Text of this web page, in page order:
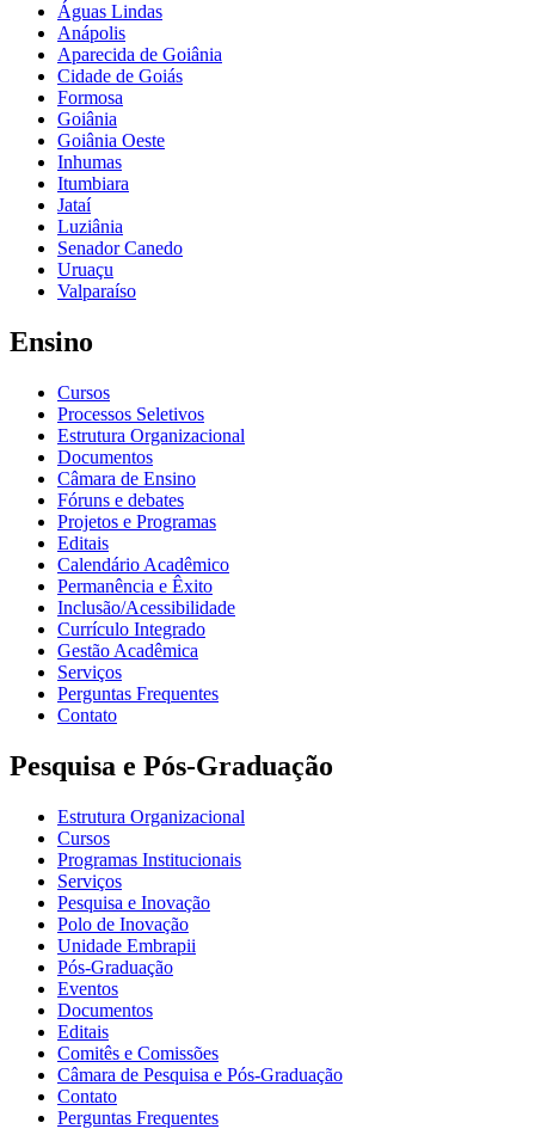
Águas Lindas
Anápolis
Aparecida de Goiânia
Cidade de Goiás
Formosa
Goiânia
Goiânia Oeste
Inhumas
Itumbiara
Jataí
Luziânia
Senador Canedo
Uruaçu
Valparaíso
Ensino
Cursos
Processos Seletivos
Estrutura Organizacional
Documentos
Câmara de Ensino
Fóruns e debates
Projetos e Programas
Editais
Calendário Acadêmico
Permanência e Êxito
Inclusão/Acessibilidade
Currículo Integrado
Gestão Acadêmica
Serviços
Perguntas Frequentes
Contato
Pesquisa e Pós-Graduação
Estrutura Organizacional
Cursos
Programas Institucionais
Serviços
Pesquisa e Inovação
Polo de Inovação
Unidade Embrapii
Pós-Graduação
Eventos
Documentos
Editais
Comitês e Comissões
Câmara de Pesquisa e Pós-Graduação
Contato
Perguntas Frequentes